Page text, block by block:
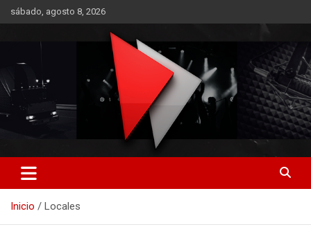
Saltar
al
sábado, agosto 8, 2026
RO CONTENIDOS
Inicio Locales